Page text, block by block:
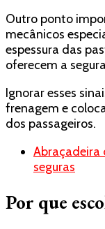
Outro ponto
mecânicos
espessura das
oferecem a
Ignorar esses
frenagem e
dos passageiros.
Abraçadeira
seguras
Por que